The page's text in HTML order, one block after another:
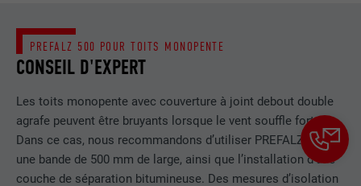
CONSEIL D'EXPERT
PREFALZ 500 POUR TOITS MONOPENTE
Les toits monopente avec couverture à joint debout double
agrafe peuvent être bruyants lorsque le vent souffle fort.
Dans ce cas, nous recommandons d’utiliser PREFALZ avec
une bande de 500 mm de large, ainsi que l’installation d’une
couche de séparation bitumineuse. Des mesures d’isolation